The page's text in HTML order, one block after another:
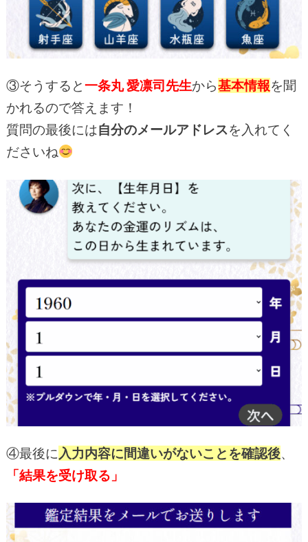
③そうすると一条丸 愛凛司先生から基本情報を聞
かれるので答えます！
質問の最後には自分のメールアドレスを入れてく
ださいね
④最後に 入力内容に間違いがないことを確認後、
「結果を受け取る」